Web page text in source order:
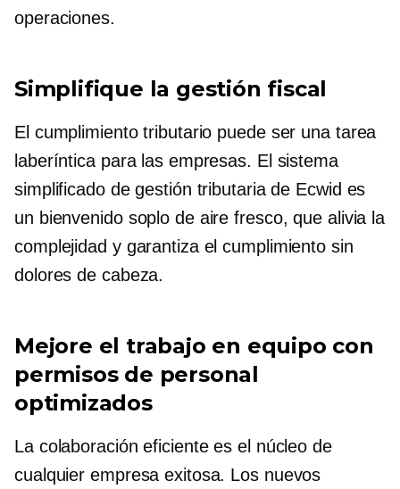
operaciones.
Simplifique la gestión fiscal
El cumplimiento tributario puede ser una tarea
laberíntica para las empresas. El sistema
simplificado de gestión tributaria de Ecwid es
un bienvenido soplo de aire fresco, que alivia la
complejidad y garantiza el cumplimiento sin
dolores de cabeza.
Mejore el trabajo en equipo con
permisos de personal
optimizados
La colaboración eficiente es el núcleo de
cualquier empresa exitosa. Los nuevos